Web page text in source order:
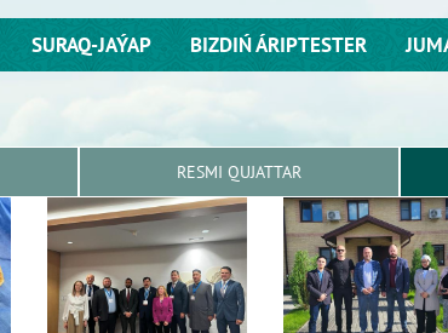
SURAQ-JAÝAP BІZDІŃ ÁRІPTESTER
RESMI QUJATTAR